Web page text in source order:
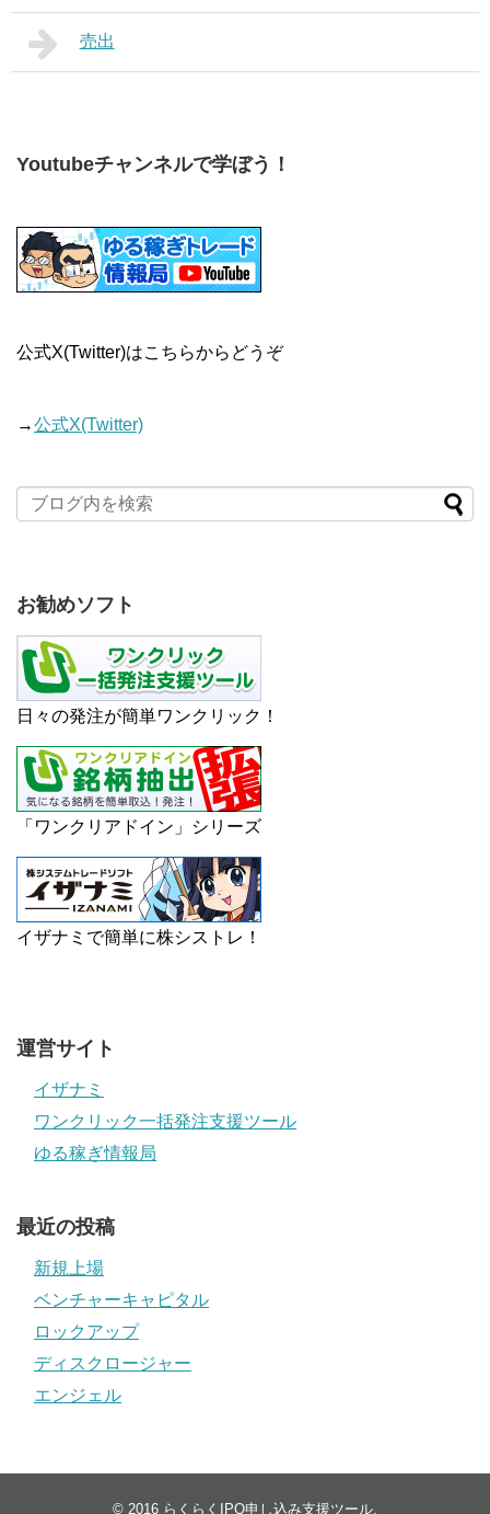
売出
Youtubeチャンネルで学ぼう！
公式X(Twitter)はこちらからどうぞ
→公式X(Twitter)
お勧めソフト
日々の発注が簡単ワンクリック！
「ワンクリアドイン」シリーズ
イザナミで簡単に株シストレ！
運営サイト
イザナミ
ワンクリック一括発注支援ツール
ゆる稼ぎ情報局
最近の投稿
新規上場
ベンチャーキャピタル
ロックアップ
ディスクロージャー
エンジェル
© 2016 らくらくIPO申し込み支援ツール.